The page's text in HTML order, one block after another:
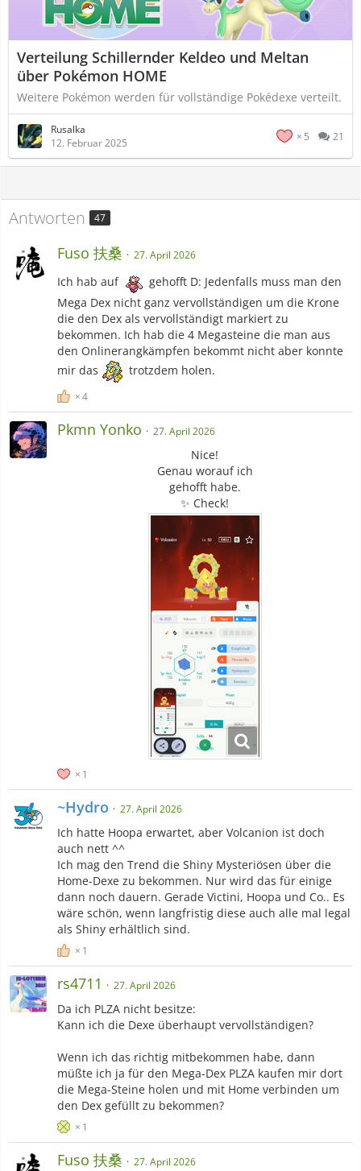
Verteilung Schillernder Keldeo und Meltan
über Pokémon HOME
Weitere Pokémon werden für vollständige Pokédexe verteilt.
Rusalka
12. Februar 2025
5 21
Antworten 47
Fuso 扶桑 27. April 2026
Ich hab auf
gehofft D: Jedenfalls muss man den
Mega Dex nicht ganz vervollständigen um die Krone
die den Dex als vervollständigt markiert zu
bekommen. Ich hab die 4 Megasteine die man aus
den Onlinerangkämpfen bekommt nicht aber konnte
mir das
trotzdem holen.
4
Pkmn Yonko 27. April 2026
Nice!
Genau worauf ich
gehofft habe.
✨ Check!
1
~Hydro 27. April 2026
Ich hatte Hoopa erwartet, aber Volcanion ist doch
auch nett ^^
Ich mag den Trend die Shiny Mysteriösen über die
Home-Dexe zu bekommen. Nur wird das für einige
dann noch dauern. Gerade Victini, Hoopa und Co.. Es
wäre schön, wenn langfristig diese auch alle mal legal
als Shiny erhältlich sind.
1
rs4711 27. April 2026
Da ich PLZA nicht besitze:
Kann ich die Dexe überhaupt vervollständigen?
Wenn ich das richtig mitbekommen habe, dann
müßte ich ja für den Mega-Dex PLZA kaufen mir dort
die Mega-Steine holen und mit Home verbinden um
den Dex gefüllt zu bekommen?
1
Fuso 扶桑 27. April 2026